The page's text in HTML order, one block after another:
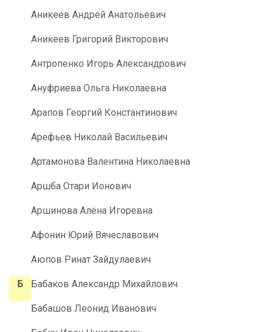
Аникеев Андрей Анатольевич
Аникеев Григорий Викторович
Антропенко Игорь Александрович
Ануфриева Ольга Николаевна
Арапов Георгий Константинович
Арефьев Николай Васильевич
Артамонова Валентина Николаевна
Аршба Отари Ионович
Аршинова Алёна Игоревна
Афонин Юрий Вячеславович
Аюпов Ринат Зайдулаевич
Б Бабаков Александр Михайлович
Бабашов Леонид Иванович